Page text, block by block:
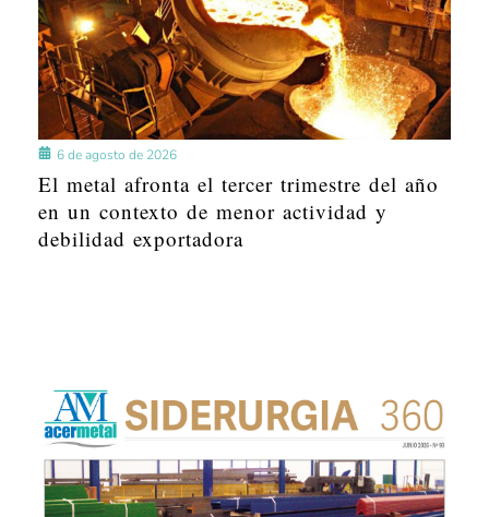
6 de agosto de 2026
El metal afronta el tercer trimestre del año
en un contexto de menor actividad y
debilidad exportadora